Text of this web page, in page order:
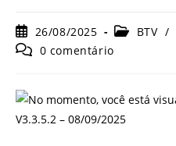
Post
publicado:
26/08/2025
Categoria
BTV /
Comentários
0 comentário